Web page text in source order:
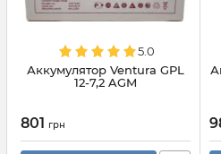
5.0
Аккумулятор Ventura GPL
12-7,2 AGM
801 грн